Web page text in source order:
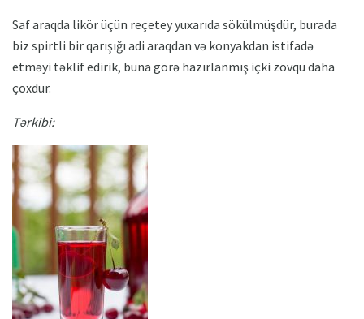
Saf araqda likör üçün reçetey yuxarıda sökülmüşdür, burada
biz spirtli bir qarışığı adi araqdan və konyakdan istifadə
etməyi təklif edirik, buna görə hazırlanmış içki zövqü daha
çoxdur.
Tərkibi: